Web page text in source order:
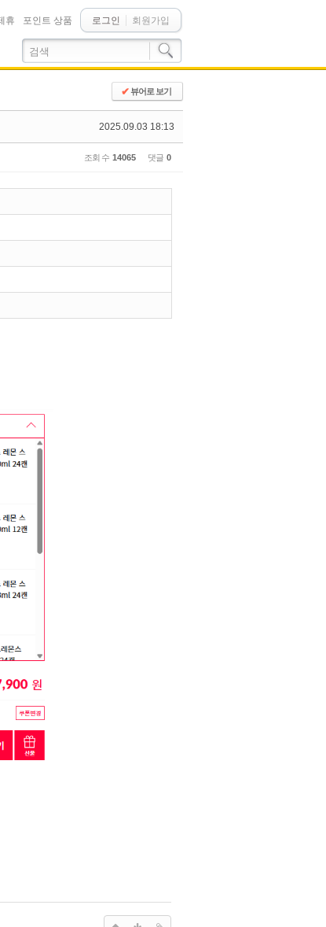
로그인 회원가입
휴 포인트 상품
✔뷰어로 보기
2025.09.03 18:13
조회 수 14065 댓글 0